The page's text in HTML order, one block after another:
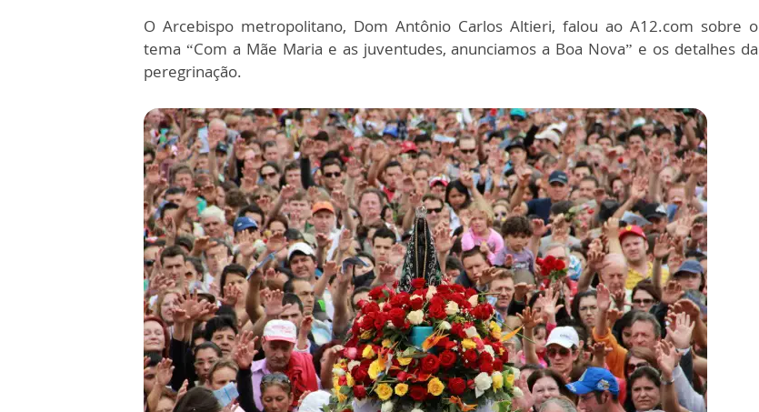
O Arcebispo metropolitano, Dom Antônio Carlos Altieri, falou ao A12.com sobre o
tema “Com a Mãe Maria e as juventudes, anunciamos a Boa Nova” e os detalhes da
peregrinação.